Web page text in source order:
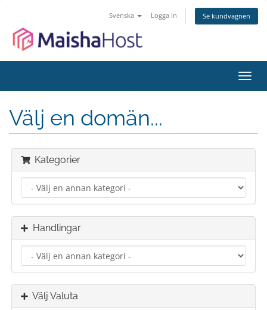
Svenska Logga in Se kundvagnen
Växla
Välj en domän...
Kategorier
Handlingar
Välj Valuta